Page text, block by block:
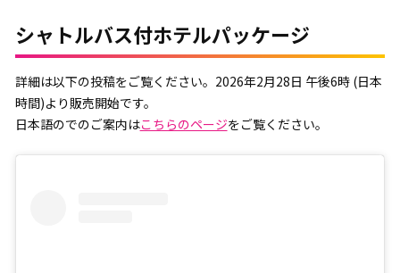
シャトルバス付ホテルパッケージ
詳細は以下の投稿をご覧ください。2026年2月28日 午後6時 (日本
時間)より販売開始です。
日本語のでのご案内はこちらのページをご覧ください。